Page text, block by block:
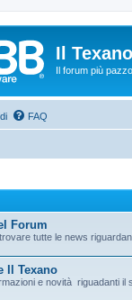
Il Texano
Il forum più
FAQ
Forum
tutte le news
Il Texano
e novità riguadanti il